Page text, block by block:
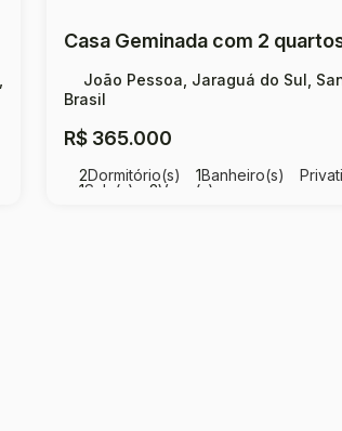
R$365.000
João Pessoa, Jaraguá do Sul,
Brasil
2Dormitório(s) 1Banheiro(s)
1Sala(s) 2Vaga(s)